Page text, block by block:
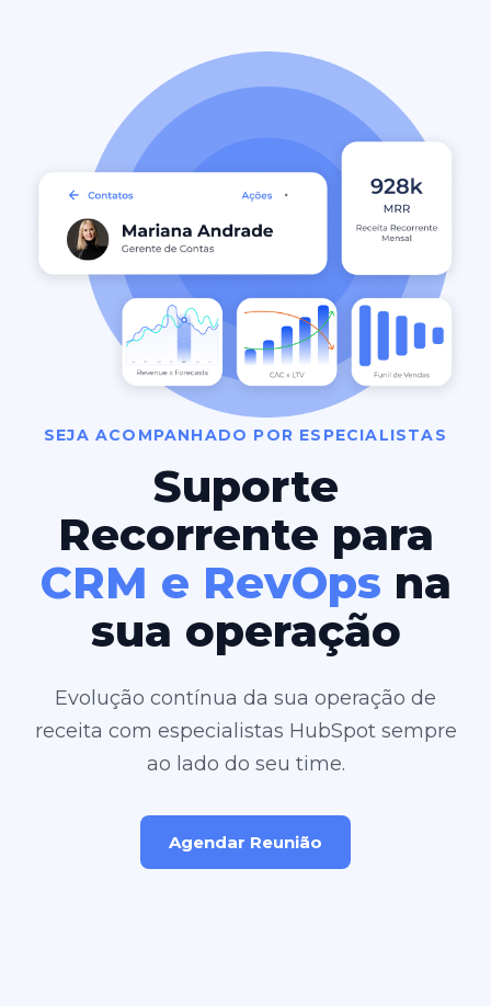
SEJA ACOMPANHADO POR ESPECIALISTAS
Suporte
Recorrente para
CRM e RevOps na
sua operação
Evolução contínua da sua operação de
receita com especialistas HubSpot sempre
ao lado do seu time.
Agendar Reunião